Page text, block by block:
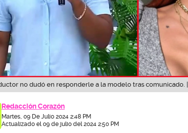
no dudó en responderle a la modelo tras comunicado. |
Redacción Corazón
Martes, 09 De Julio 2024 2:48 PM
Actualizado el 09 de julio del 2024 2:50 PM